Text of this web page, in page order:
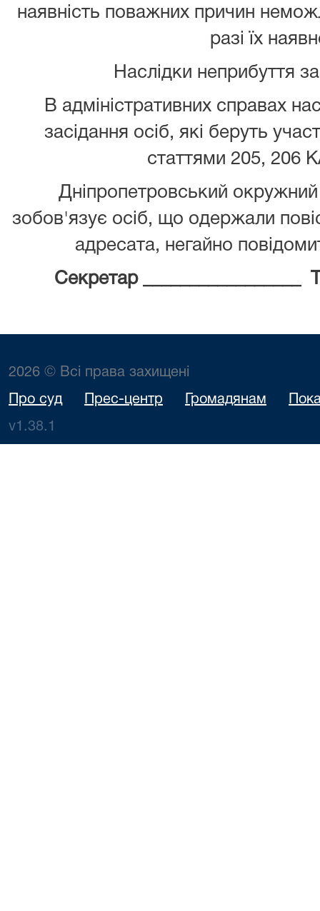
наявність поважних причин
разі їх
Наслідки неприбуття
В адміністративних справах
засідання осіб, які беруть
статтями 205, 206
Дніпропетровський окружний
зобов'язує осіб, що одержали
адресата, негайно
Секретар _________________
2026 © Всі права захищені
Про суд Прес-центр Громадянам
v1.38.1